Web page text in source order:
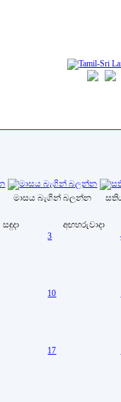
මාසය බැගින් බලන්න
සඳුදා
අඟහරුවාදා
3
10
17